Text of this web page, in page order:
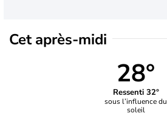
Cet après-midi
28°
Ressenti 32°
sous l’influence du
soleil